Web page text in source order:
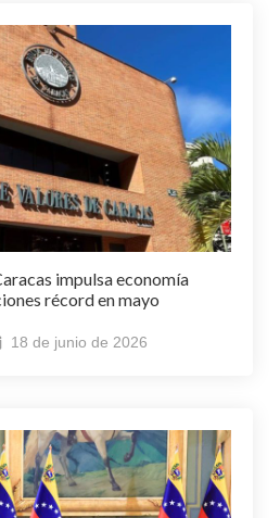
impulsa economía
récord en mayo
18 de junio de 2026